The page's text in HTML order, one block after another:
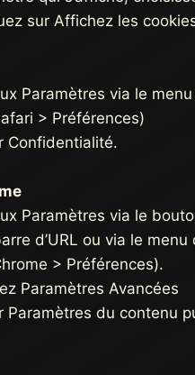
sur Affichez les
Paramètres via le
> Préférences)
Confidentialité.
Paramètres via le
d’URL ou via le menu
> Préférences).
Paramètres Avancées
Paramètres du contenu